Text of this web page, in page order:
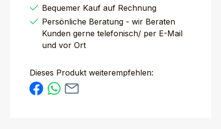
Bequemer Kauf auf Rechnung
Persönliche Beratung - wir Beraten
Kunden gerne telefonisch/ per E-Mail
und vor Ort
Dieses Produkt weiterempfehlen: